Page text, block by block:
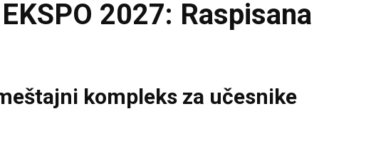
2027: Raspisana
kompleks za učesnike